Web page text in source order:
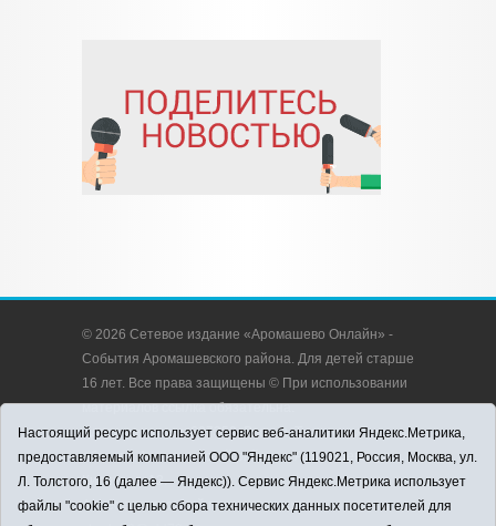
© 2026 Сетевое издание «Аромашево Онлайн» -
События Аромашевского района. Для детей старше
16 лет. Все права защищены © При использовании
материалов ссылка обязательна.
Адрес редакции: 627350, Россия, Тюменская
область, Аромашевский район, с. Аромашево, ул.
Кирова, д. 13.
Адрес электронной почты редакции:
Настоящий ресурс использует сервис веб-аналитики Яндекс.Метрика,
предоставляемый компанией ООО "Яндекс" (119021, Россия, Москва, ул.
Л. Толстого, 16 (далее — Яндекс)). Сервис Яндекс.Метрика использует
файлы "cookie" с целью сбора технических данных посетителей для